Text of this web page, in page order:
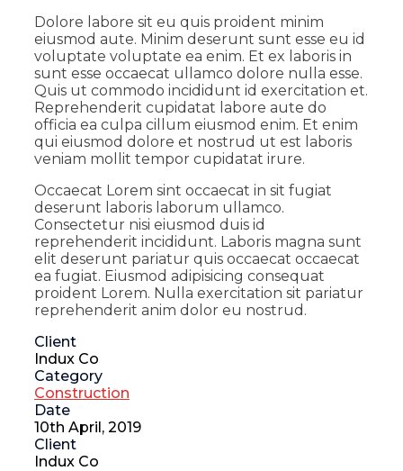
Dolore labore sit eu quis proident minim
eiusmod aute. Minim deserunt sunt esse eu id
voluptate voluptate ea enim. Et ex laboris in
sunt esse occaecat ullamco dolore nulla esse.
Quis ut commodo incididunt id exercitation et.
Reprehenderit cupidatat labore aute do
officia ea culpa cillum eiusmod enim. Et enim
qui eiusmod dolore et nostrud ut est laboris
veniam mollit tempor cupidatat irure.
Occaecat Lorem sint occaecat in sit fugiat
deserunt laboris laborum ullamco.
Consectetur nisi eiusmod duis id
reprehenderit incididunt. Laboris magna sunt
elit deserunt pariatur quis occaecat occaecat
ea fugiat. Eiusmod adipisicing consequat
proident Lorem. Nulla exercitation sit pariatur
reprehenderit anim dolor eu nostrud.
Client
Indux Co
Category
Construction
Date
10th April, 2019
Client
Indux Co